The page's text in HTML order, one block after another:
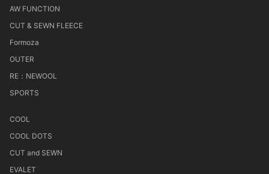
AW FUNCTION
CUT & SEWN FLEECE
Formoza
OUTER
RE：NEWOOL
SPORTS
COOL
COOL DOTS
CUT and SEWN
EVALET